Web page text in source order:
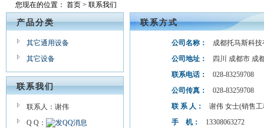
您现在的位置： 首页 > 联系我们
产品分类
其它通用设备
其它设备
联系我们
联系人：谢伟
Q Q：
联系方式
公司名称：
成都托马斯科
公司地址：
四川 成都市 成
联系电话：
028-83259708
公司传真：
028-83259708
联 系 人：
谢伟 女士(销售
手 机：
13308063272